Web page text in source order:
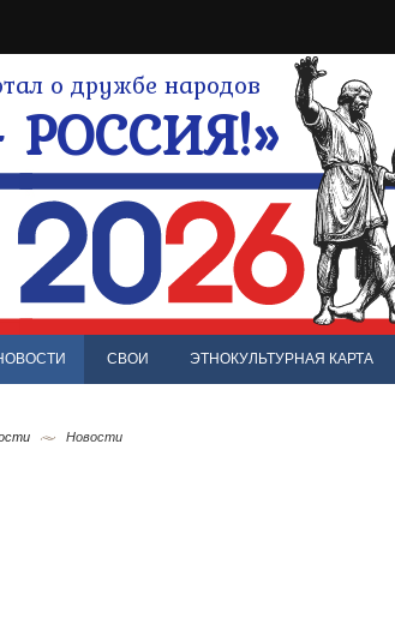
о дружбе народов
СВОИ ЭТНОКУЛЬТУРНАЯ КАРТА
Новости